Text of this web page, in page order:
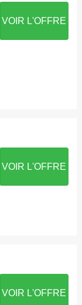
VOIR L'OFFRE
VOIR L'OFFRE
VOIR L'OFFRE